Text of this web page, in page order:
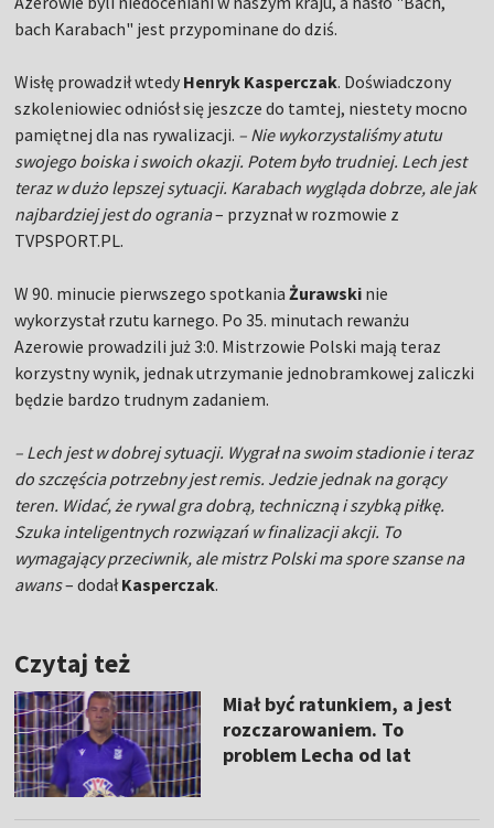
bach Karabach" jest przypominane do dziś.
Wisłę prowadził wtedy Henryk Kasperczak. Doświadczony
szkoleniowiec odniósł się jeszcze do tamtej, niestety mocno
pamiętnej dla nas rywalizacji. – Nie wykorzystaliśmy atutu
swojego boiska i swoich okazji. Potem było trudniej. Lech jest
teraz w dużo lepszej sytuacji. Karabach wygląda dobrze, ale jak
najbardziej jest do ogrania– przyznał w rozmowie z
TVPSPORT.PL.
W 90. minucie pierwszego spotkaniaŻurawski nie
wykorzystał rzutu karnego. Po 35. minutach rewanżu
Azerowie prowadzili już 3:0. Mistrzowie Polski mają teraz
korzystny wynik, jednak utrzymanie jednobramkowej zaliczki
będzie bardzo trudnym zadaniem.
– Lech jest w dobrej sytuacji. Wygrał na swoim stadionie i teraz
do szczęścia potrzebny jest remis. Jedzie jednak na gorący
teren. Widać, że rywal gra dobrą, techniczną i szybką piłkę.
Szuka inteligentnych rozwiązań w finalizacji akcji. To
wymagający przeciwnik, ale mistrz Polski ma spore szanse na
awans– dodałKasperczak.
Czytaj też
Miał być ratunkiem, a jest
rozczarowaniem. To
problem Lecha od lat